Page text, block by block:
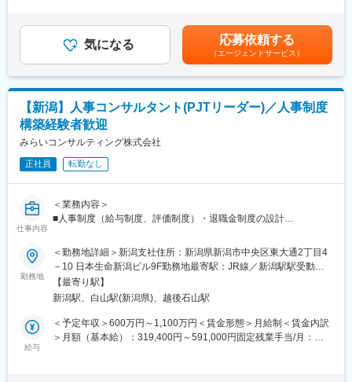
■企業・就業環境について
NSGビジネスサポートは、NSGグループの経理業務・給与計算業
務の業務効率化・グループガバナンスの強化・ 専門人材の育成と
有効活用を目的としたSSC(シェアードサービスセンター)の運営
を行っています。 専門業務に特化することにより、その分野での
スペシャリストを 目指して業務に取り組んでいける環境です。
変更の範囲：会社または関係法人等の定める業務
社内には事業承継・相続対策部門や法人部門などその分野に長け
たスペシャリストが在籍しています。
クライアントには最適なソリューションを提供するため、自分の
※月次決算業務については、大阪本社・浜松支店・上越支店に『月
次入力・決算申告センター』があるため、入力業務は原則センタ
ーに依頼をするシステムです。
■ポジションの魅力：
【未経験者積極採用】
業界未経験からスタートした先輩が多数活躍中。入社後はOJTやe
ラーニングを通じて会計入力や申告業務などの基礎を習得し、先
輩社員のサポートや副担当業務を経験しながら着実に成長できま
ステップアップできる環境です。
【キャリアアップ】
税務・会計の専門知識だけでなく、経営者への提案力やコンサル
ージャー、エリア統括マネージャーとして人材育成や組織運営、
経営に関わるキャリアも目指せます。
（前職）および経験・能力を考慮したうえで決定します。年収
例：年収390万円/20代後半 実務未経験入社/初年度年収年収500
万円/30代前半 実務経験4年入社/初年度年収年収1,100万円/30代
半ば 経験10年(役職：部長)賃金はあくまでも目安の金額であ
り、選考を通じて上下する可能性があります。月給(月額)は固定手
当を含めた表記です。
気になる 応募依頼する
（エージェントサービス）
【新潟】人事コンサルタント(PJTリーダー)／人事制度
構築経験者歓迎
みらいコンサルティング株式会社
正社員 転勤なし
仕事内容
＜業務内容＞
■人事制度（給与制度、評価制度）・退職金制度の設計
■役員報酬制度・人材開発の設計
■人事関連したセミナー・執筆業務
■その他、人事施策全般に関するアドバイス
＜魅力ポイント＞
・「圧倒的なお客さま志向」「当事者意識」「成長志向」…自己
実現の中に社会貢献の要素が多い人材が集結。
勤務地
＜勤務地詳細＞新潟支社住所：新潟県新潟市中央区東大通2丁目4
－10 日本生命新潟ビル9F勤務地最寄駅：JR線／新潟駅駅受動喫
煙対策：屋内全面禁煙変更の範囲：会社の定める事業所
【最寄り駅】
新潟駅、白山駅(新潟県)、越後石山駅
給与
＜予定年収＞600万円～1,100万円＜賃金形態＞月給制＜賃金内訳
＞月額（基本給）：319,400円～591,000円固定残業手当/月：